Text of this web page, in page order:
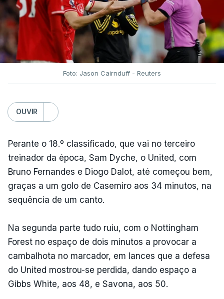
Foto: Jason Cairnduff - Reuters
OUVIR
Perante o 18.º classificado, que vai no terceiro
treinador da época, Sam Dyche, o United, com
Bruno Fernandes e Diogo Dalot, até começou bem,
graças a um golo de Casemiro aos 34 minutos, na
sequência de um canto.
Na segunda parte tudo ruiu, com o Nottingham
Forest no espaço de dois minutos a provocar a
cambalhota no marcador, em lances que a defesa
do United mostrou-se perdida, dando espaço a
Gibbs White, aos 48, e Savona, aos 50.